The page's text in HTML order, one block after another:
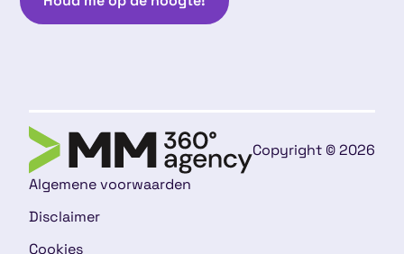
Copyright © 2026
Algemene voorwaarden
Disclaimer
Cookies